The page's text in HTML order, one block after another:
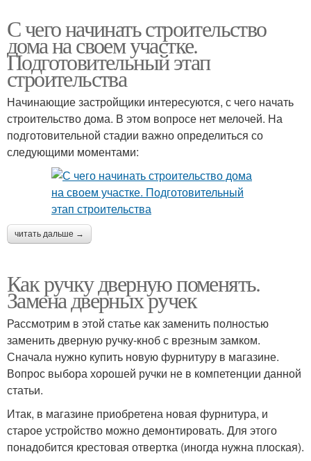
С чего начинать строительство
дома на своем участке.
Подготовительный этап
строительства
Начинающие застройщики интересуются, с чего начать
строительство дома. В этом вопросе нет мелочей. На
подготовительной стадии важно определиться со
следующими моментами:
читать дальше →
Как ручку дверную поменять.
Замена дверных ручек
Рассмотрим в этой статье как заменить полностью
заменить дверную ручку-кноб с врезным замком.
Сначала нужно купить новую фурнитуру в магазине.
Вопрос выбора хорошей ручки не в компетенции данной
статьи.
Итак, в магазине приобретена новая фурнитура, и
старое устройство можно демонтировать. Для этого
понадобится крестовая отвертка (иногда нужна плоская).